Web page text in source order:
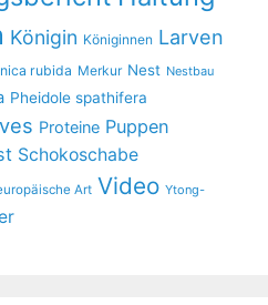
Königin Königinnen Larven
rubida Merkur Nest Nestbau
Pheidole spathifera
Proteine Puppen
Schokoschabe
Art Video Ytong-